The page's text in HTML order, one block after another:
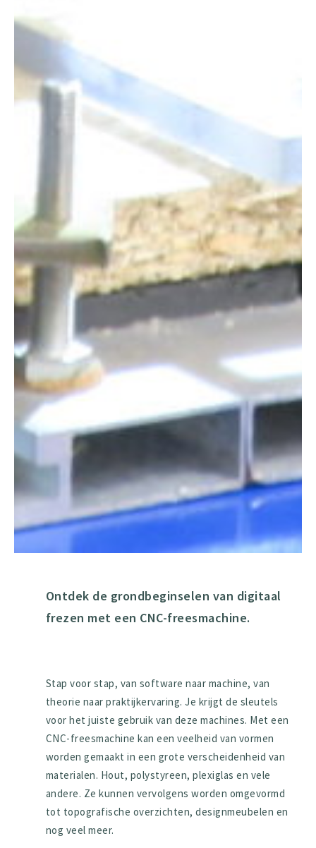
Ontdek de grondbeginselen van digitaal
frezen met een CNC-freesmachine.
Stap voor stap, van software naar machine, van
theorie naar praktijkervaring. Je krijgt de sleutels
voor het juiste gebruik van deze machines. Met een
CNC-freesmachine kan een veelheid van vormen
worden gemaakt in een grote verscheidenheid van
materialen. Hout, polystyreen, plexiglas en vele
andere. Ze kunnen vervolgens worden omgevormd
tot topografische overzichten, designmeubelen en
nog veel meer.